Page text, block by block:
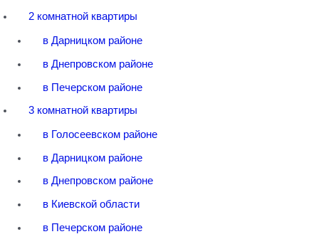
2 комнатной квартиры
в Дарницком районе
в Днепровском районе
в Печерском районе
3 комнатной квартиры
в Голосеевском районе
в Дарницком районе
в Днепровском районе
в Киевской области
в Печерском районе